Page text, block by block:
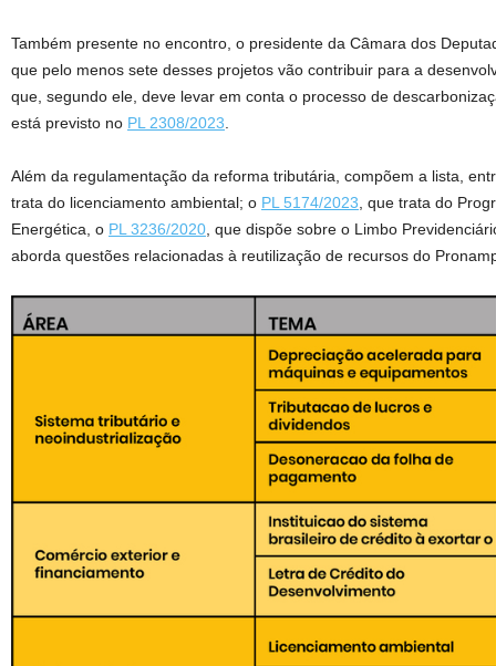
Também presente no encontro, o presidente da Câmara dos
que pelo menos sete desses projetos vão contribuir para a
que, segundo ele, deve levar em conta o processo de
está previsto no PL 2308/2023
Além da regulamentação da reforma tributária, compõem a lista,
trata do licenciamento ambiental; o PL 5174/2023 , que trata do
Energética, o PL 3236/2020 , que dispõe sobre o Limbo
aborda questões relacionadas à reutilização de recursos do